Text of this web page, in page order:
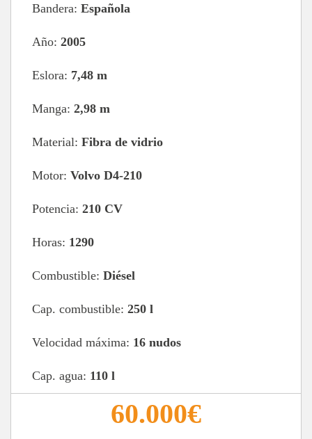
Bandera: Española
Año: 2005
Eslora: 7,48 m
Manga: 2,98 m
Material: Fibra de vidrio
Motor: Volvo D4-210
Potencia: 210 CV
Horas: 1290
Combustible: Diésel
Cap. combustible: 250 l
Velocidad máxima: 16 nudos
Cap. agua: 110 l
60.000€